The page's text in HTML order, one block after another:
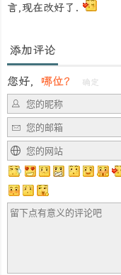
言,现在改好了.
添加评论
您好， 哪位？ 确定